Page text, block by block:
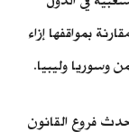
بمواقفها إزاء
وسوريا وليبيا.
فروع القانون